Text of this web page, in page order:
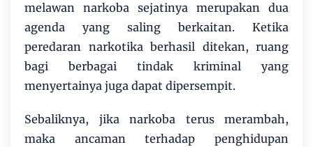
melawan narkoba sejatinya merupakan dua
agenda yang saling berkaitan. Ketika
peredaran narkotika berhasil ditekan, ruang
bagi berbagai tindak kriminal yang
menyertainya juga dapat dipersempit.
Sebaliknya, jika narkoba terus merambah,
maka ancaman terhadap penghidupan